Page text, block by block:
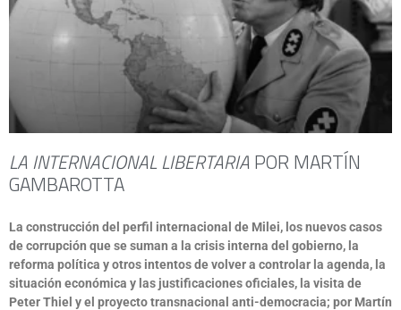
LA INTERNACIONAL LIBERTARIAPOR MARTÍN
GAMBAROTTA
La construcción del perfil internacional de Milei, los nuevos casos
de corrupción que se suman a la crisis interna del gobierno, la
reforma política y otros intentos de volver a controlar la agenda, la
situación económica y las justificaciones oficiales, la visita de
Peter Thiel y el proyecto transnacional anti-democracia; por Martín